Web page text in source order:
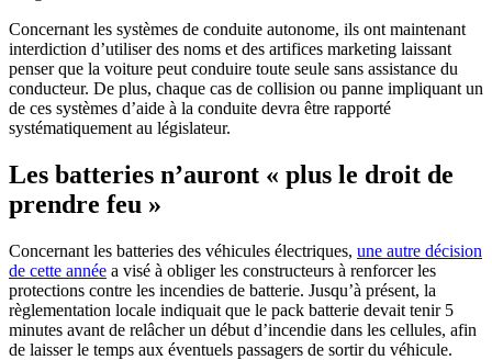
Concernant les systèmes de conduite autonome, ils ont maintenant
interdiction d’utiliser des noms et des artifices marketing laissant
penser que la voiture peut conduire toute seule sans assistance du
conducteur. De plus, chaque cas de collision ou panne impliquant un
de ces systèmes d’aide à la conduite devra être rapporté
systématiquement au législateur.
Les batteries n’auront « plus le droit de
prendre feu »
Concernant les batteries des véhicules électriques, une autre décision
de cette année a visé à obliger les constructeurs à renforcer les
protections contre les incendies de batterie. Jusqu’à présent, la
règlementation locale indiquait que le pack batterie devait tenir 5
minutes avant de relâcher un début d’incendie dans les cellules, afin
de laisser le temps aux éventuels passagers de sortir du véhicule.